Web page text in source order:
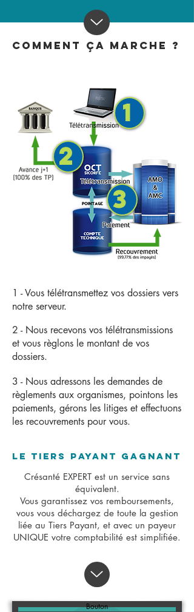
comment ça marche ?
1
2
3
1 - Vous télétransmettez vos dossiers vers
notre serveur.
2 - Nous recevons vos télétransmissions
et vous règlons le montant de vos
dossiers.
3 - Nous adressons les demandes de
règlements aux organismes, pointons les
paiements, gérons les litiges et effectuons
les recouvrements pour vous.
le tiers payant gagnant
Crésanté EXPERT est un service sans
équivalent.
Vous garantissez vos remboursements,
vous vous déchargez de toute la gestion
liée au Tiers Payant, et avec un payeur
UNIQUE votre comptabilité est simplifiée.
Bouton